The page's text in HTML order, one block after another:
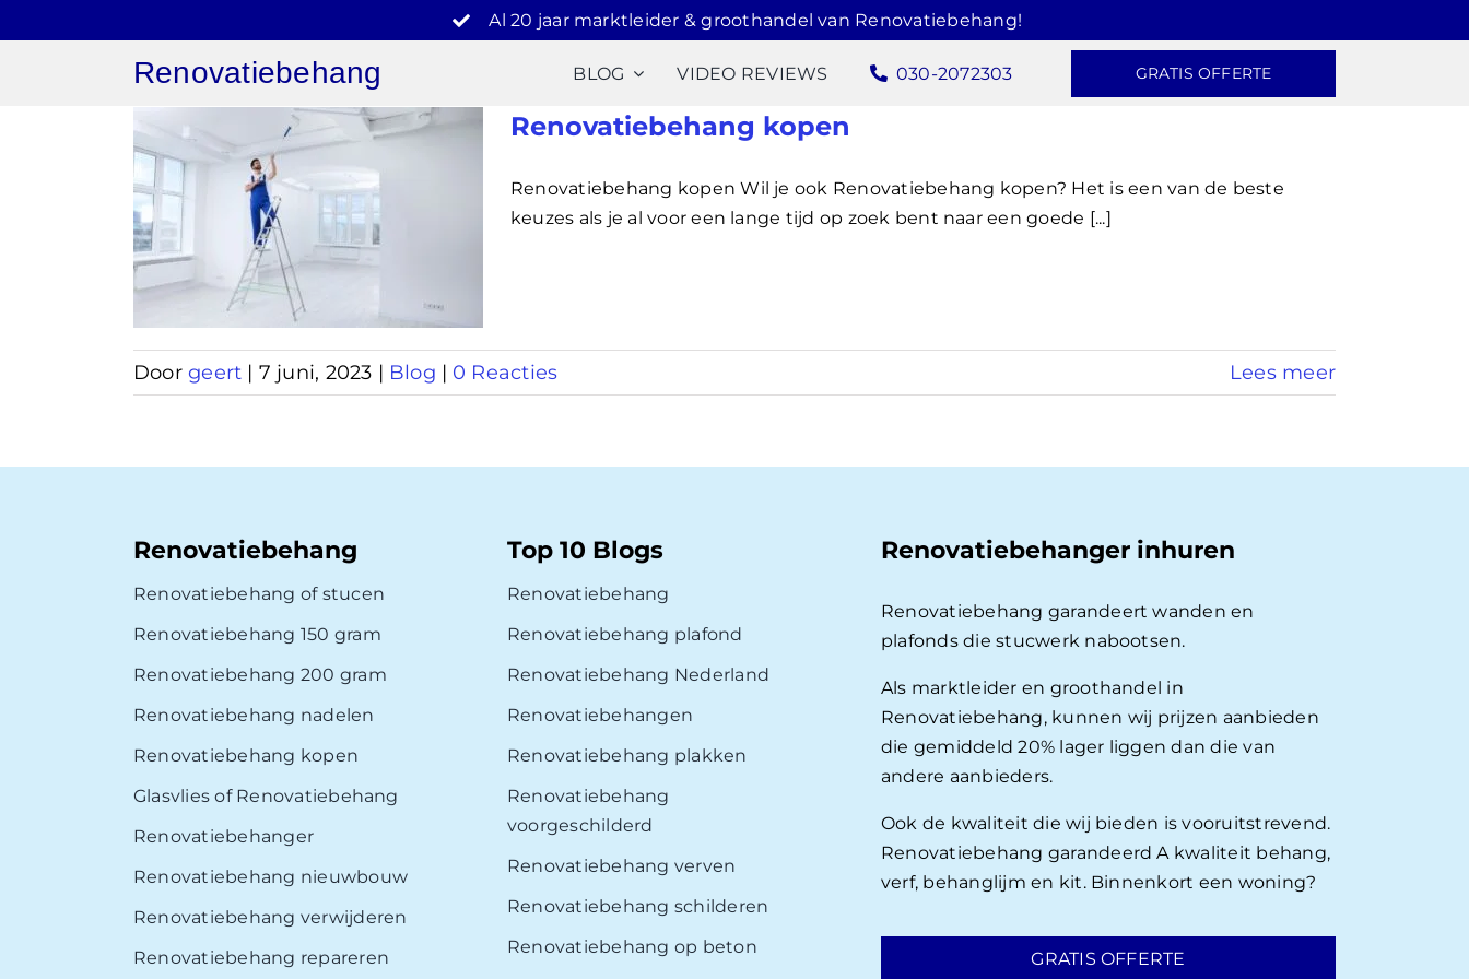
naar
Al 20 jaar marktleider & groothandel van Renovatiebehang!
Renovatiebehang BLOG VIDEO REVIEWS 030-2072303 GRATIS OFFERTE
Renovatiebehang kopen
Renovatiebehang kopen Wil je ook Renovatiebehang kopen? Het is een van de beste
keuzes als je al voor een lange tijd op zoek bent naar een goede [...]
Doorgeert | 7 juni, 2023 | Blog | 0 Reacties Lees meer
Renovatiebehang
Renovatiebehang of stucen
Renovatiebehang 150 gram
Renovatiebehang 200 gram
Renovatiebehang nadelen
Renovatiebehang kopen
Glasvlies of Renovatiebehang
Renovatiebehanger
Renovatiebehang nieuwbouw
Renovatiebehang verwijderen
Renovatiebehang repareren
Top 10 Blogs
Renovatiebehang
Renovatiebehang plafond
Renovatiebehang Nederland
Renovatiebehangen
Renovatiebehang plakken
Renovatiebehang
voorgeschilderd
Renovatiebehang verven
Renovatiebehang schilderen
Renovatiebehang op beton
Renovatiebehanger inhuren
Renovatiebehang garandeert wanden en
plafonds die stucwerk nabootsen.
Als marktleider en groothandel in
Renovatiebehang, kunnen wij prijzen aanbieden
die gemiddeld 20% lager liggen dan die van
andere aanbieders.
Ook de kwaliteit die wij bieden is vooruitstrevend.
Renovatiebehang garandeerd A kwaliteit behang,
verf, behanglijm en kit. Binnenkort een woning?
GRATIS OFFERTE